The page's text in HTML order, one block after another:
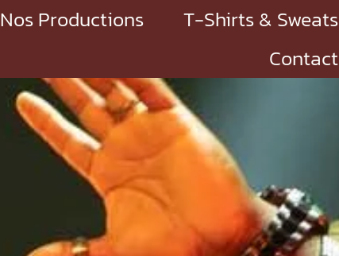
Nos Productions
T-Shirts & Sweats
Contact